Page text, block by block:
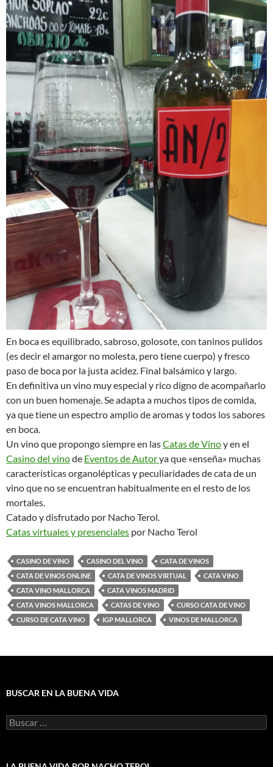
En boca es equilibrado, sabroso, golosote, con taninos pulidos
(es decir el amargor no molesta, pero tiene cuerpo) y fresco
paso de boca por la justa acidez. Final balsámico y largo.
En definitiva un vino muy especial y rico digno de acompañarlo
con un buen homenaje. Se adapta a muchos tipos de comida,
ya que tiene un espectro amplio de aromas y todos los sabores
en boca.
Un vino que propongo siempre en lasCatas de Vinoy en el
Casino del vinode Eventos de Autorya que «enseña» muchas
características organolépticas y peculiaridades de cata de un
vino que no se encuentran habitualmente en el resto de los
mortales.
Catado y disfrutado por Nacho Terol.
Catas virtuales y presenciales por Nacho Terol
CASINO DE VINO CASINO DEL VINO
CATA DE VINOS
CATA DE VINOS ONLINE
CATA DE VINOS VIRTUAL
CATA VINO
CATA VINO MALLORCA
CATA VINOS MADRID
CATA VINOS MALLORCA
CATAS DE VINO
CURSO CATA DE VINO
CURSO DE CATA VINO
IGP MALLORCA VINOS DE MALLORCA
BUSCAR EN LA BUENA VIDA
Buscar: